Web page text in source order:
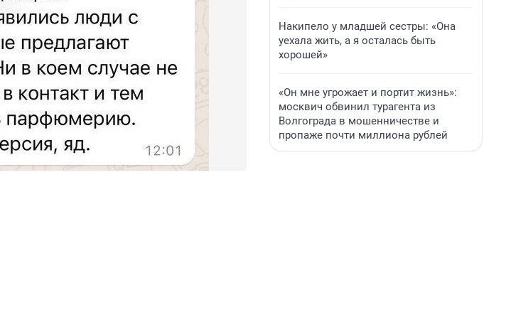
Накипело у младшей сестры: «Она
уехала жить, а я осталась быть
хорошей»
«Он мне угрожает и портит жизнь»:
москвич обвинил турагента из
Волгограда в мошенничестве и
пропаже почти миллиона рублей